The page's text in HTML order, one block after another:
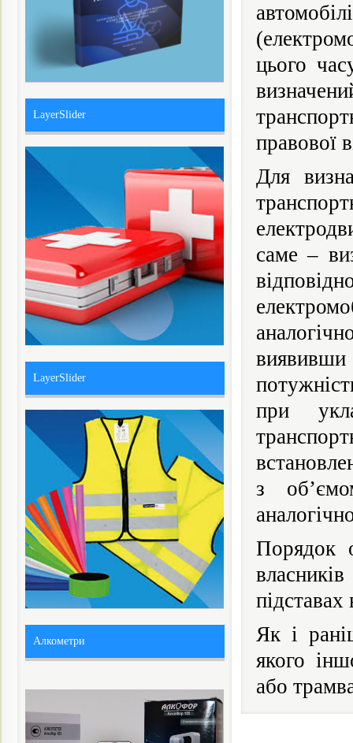
цього
правової
Для
саме –
при
з
Порядок
підставах
Як і
якого
або
LayerSlider
LayerSlider
Алкометри